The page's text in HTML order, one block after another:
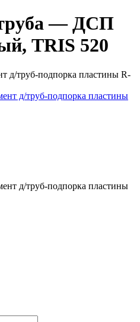
— ДСП
TRIS 520
д/труб-подпорка пластины R-